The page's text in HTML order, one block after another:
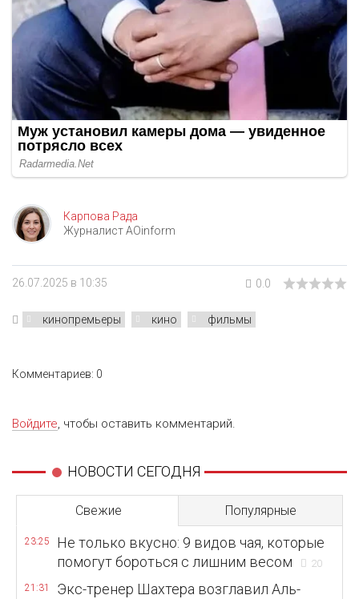
Карпова Рада
Журналист AOinform
26.07.2025 в 10:35 0.0
кинопремьеры кино фильмы
Комментариев: 0
Войдите, чтобы оставить комментарий.
НОВОСТИ СЕГОДНЯ
Свежие Популярные
23:25
Не только вкусно: 9 видов чая, которые
помогут бороться с лишним весом
20
21:31
Экс-тренер Шахтера возглавил Аль-